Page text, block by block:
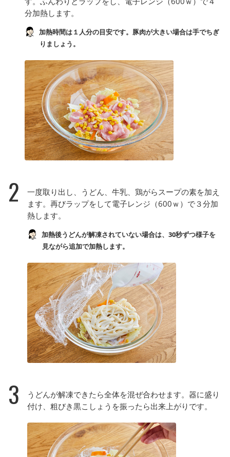
分加熱します。
加熱時間は１人分の目安です。豚肉が大きい場合は手でちぎ
りましょう。
2
一度取り出し、うどん、牛乳、鶏がらスープの素を加え
ます。再びラップをして電子レンジ（600ｗ）で３分加
熱します。
加熱後うどんが解凍されていない場合は、30秒ずつ様子を
見ながら追加で加熱します。
3
うどんが解凍できたら全体を混ぜ合わせます。器に盛り
付け、粗びき黒こしょうを振ったら出来上がりです。